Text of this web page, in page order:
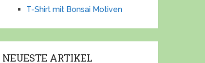
T-Shirt mit Bonsai Motiven
NEUESTE ARTIKEL